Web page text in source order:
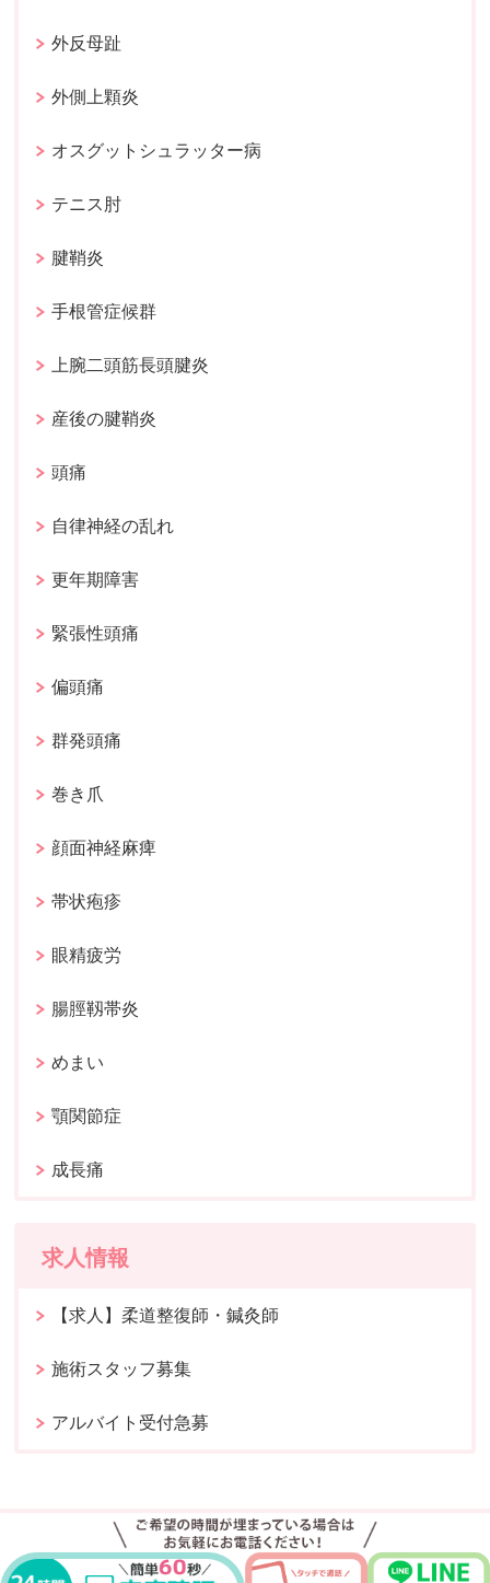
外反母趾
外側上顆炎
オスグットシュラッター病
テニス肘
腱鞘炎
手根管症候群
上腕二頭筋長頭腱炎
産後の腱鞘炎
頭痛
自律神経の乱れ
更年期障害
緊張性頭痛
偏頭痛
群発頭痛
巻き爪
顔面神経麻痺
帯状疱疹
眼精疲労
腸脛靱帯炎
めまい
顎関節症
成長痛
求人情報
【求人】柔道整復師・鍼灸師
施術スタッフ募集
アルバイト受付急募